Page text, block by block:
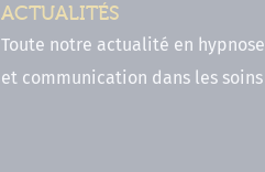
ACTUALITÉS
Toute notre actualité en hypnose
et communication dans les soins